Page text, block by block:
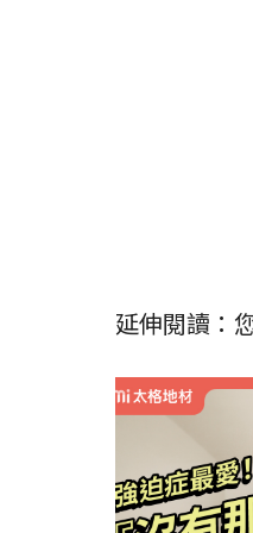
延伸閱讀：